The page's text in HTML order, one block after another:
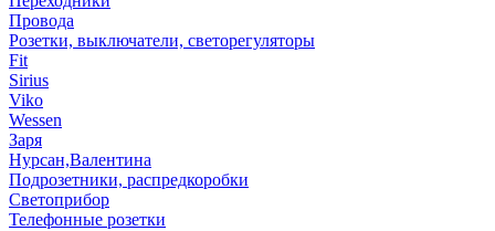
Провода
Розетки, выключатели, светорегуляторы
Fit
Sirius
Viko
Wessen
Заря
Нурсан,Валентина
Подрозетники, распредкоробки
Светоприбор
Телефонные розетки